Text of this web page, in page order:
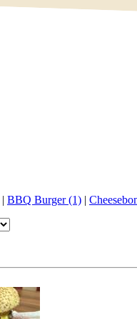
| BBQ Burger (1) |